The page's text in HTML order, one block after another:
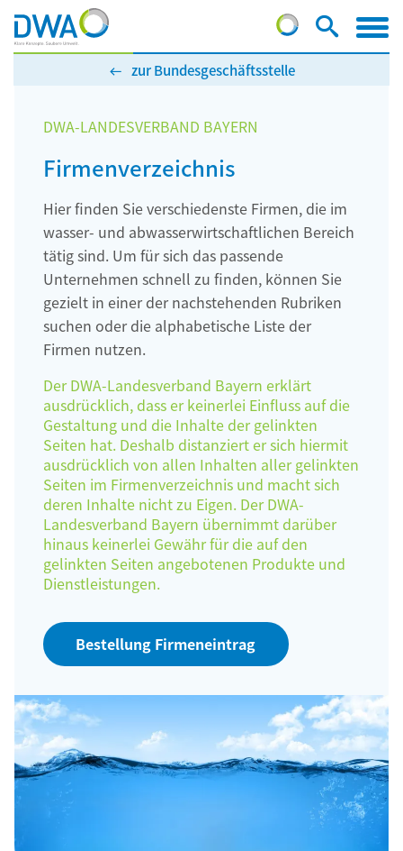
zur Bundesgeschäftsstelle
DWA-LANDESVERBAND BAYERN
Firmenverzeichnis
Hier finden Sie verschiedenste Firmen, die im
wasser- und abwasserwirtschaftlichen Bereich
tätig sind. Um für sich das passende
Unternehmen schnell zu finden, können Sie
gezielt in einer der nachstehenden Rubriken
suchen oder die alphabetische Liste der
Firmen nutzen.
Der DWA-Landesverband Bayern erklärt
ausdrücklich, dass er keinerlei Einfluss auf die
Gestaltung und die Inhalte der gelinkten
Seiten hat. Deshalb distanziert er sich hiermit
ausdrücklich von allen Inhalten aller gelinkten
Seiten im Firmenverzeichnis und macht sich
deren Inhalte nicht zu Eigen. Der DWA-
Landesverband Bayern übernimmt darüber
hinaus keinerlei Gewähr für die auf den
gelinkten Seiten angebotenen Produkte und
Dienstleistungen.
Bestellung Firmeneintrag